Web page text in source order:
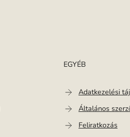
EGYÉB
Adatkezelési
Általános
Feliratkozás